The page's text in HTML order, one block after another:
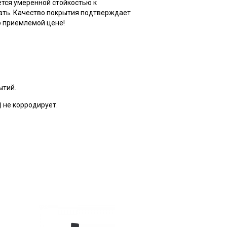
умеренной стойкостью к
Качество покрытия подтверждает
приемлемой цене!
корродирует.